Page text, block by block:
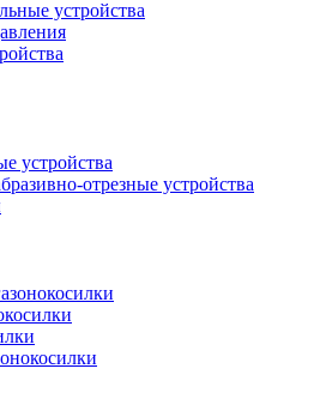
устройства
устройства
отрезные устройства